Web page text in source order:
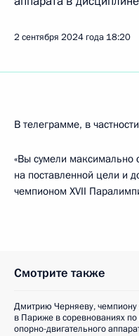
2 сентября 2024 года 18:20
В телеграмме, в
«Вы сумели максимально
на поставленной цели и
чемпионом XVII
Смотрите также
Дмитрию Черняеву, чемпиону
в Париже в соревнованиях
опорно-двигательного